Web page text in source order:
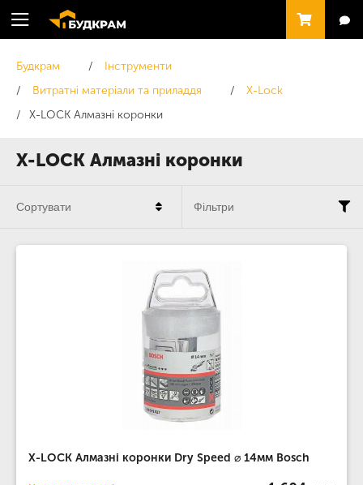
X-LOCK Алмазні коронки
Будкрам
Інструменти
Витратні матеріали та приладдя
X-Lock
X-LOCK Алмазні коронки
X-LOCK Алмазні коронки Dry Speed ​​⌀ 14мм Bosch
Сортувати Фільтри